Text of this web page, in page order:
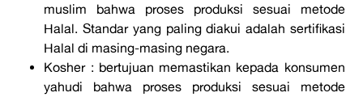
muslim bahwa proses produksi sesuai metode
Halal. Standar yang paling diakui adalah sertifikasi
Halal di masing-masing negara.
Kosher : bertujuan memastikan kepada konsumen
yahudi bahwa proses produksi sesuai metode